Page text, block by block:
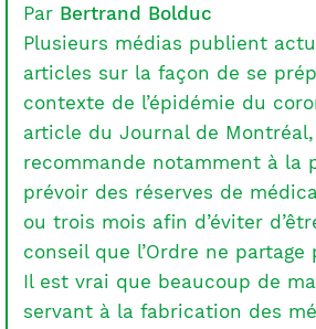
Par Bertrand Bolduc
Plusieurs médias publient
articles sur la façon de se
contexte de l’épidémie du
article du Journal de Montréal,
recommande notamment à la
prévoir des réserves de
ou trois mois afin d’éviter
conseil que l’Ordre ne partage
Il est vrai que beaucoup de
servant à la fabrication des